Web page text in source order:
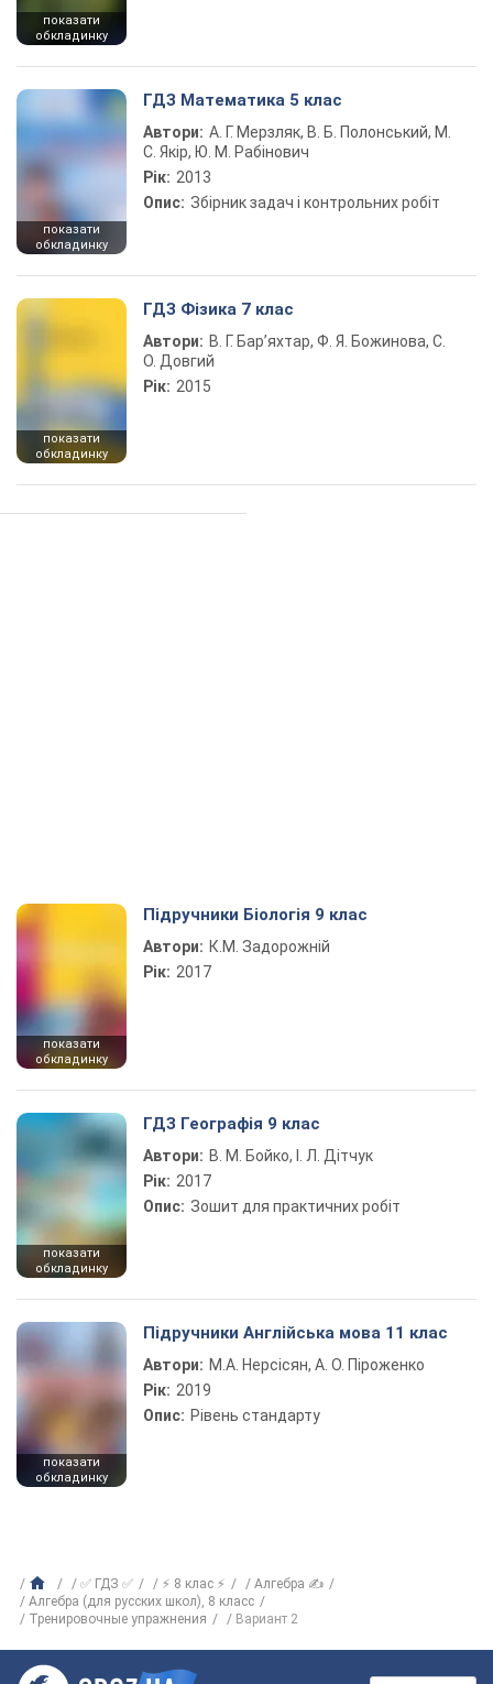
показати
обкладинку
показати
обкладинку
ГДЗ Математика 5 клас
Автори: А. Г. Мерзляк, В. Б. Полонський, М.
С. Якір, Ю. М. Рабінович
Рік: 2013
Опис: Збірник задач і контрольних робіт
показати
обкладинку
ГДЗ Фізика 7 клас
Автори: В. Г. Бар’яхтар, Ф. Я. Божинова, С.
О. Довгий
Рік: 2015
показати
обкладинку
Підручники Біологія 9 клас
Автори: К.М. Задорожній
Рік: 2017
показати
обкладинку
ГДЗ Географія 9 клас
Автори: В. М. Бойко, І. Л. Дітчук
Рік: 2017
Опис: Зошит для практичних робіт
показати
обкладинку
Підручники Англійська мова 11 клас
Автори: М.А. Нерсісян, А. О. Піроженко
Рік: 2019
Опис: Рівень стандарту
✅ ГДЗ ✅ ⚡ 8 клас ⚡
Алгебра ✍
Алгебра (для русских школ), 8 класс
Тренировочные упражнения
Вариант 2